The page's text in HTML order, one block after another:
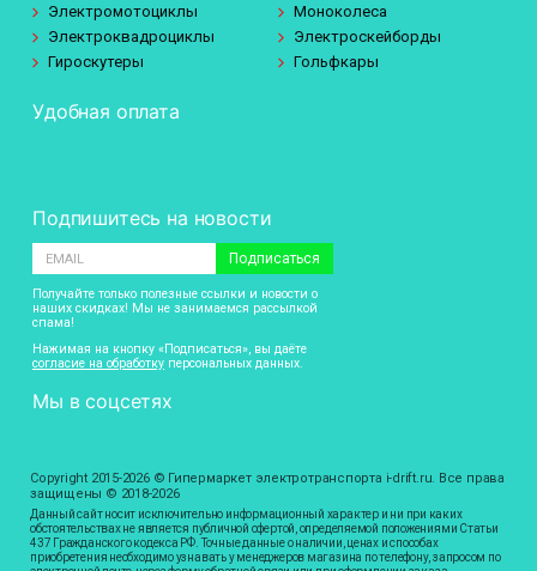
Электромотоциклы
Моноколеса
Электроквадроциклы
Электроскейборды
Гироскутеры
Гольфкары
Удобная оплата
Подпишитесь на новости
Подписаться
Получайте только полезные ссылки и новости о
наших скидках! Мы не занимаемся рассылкой
спама!
Нажимая на кнопку «Подписаться», вы даёте
согласие на обработку персональных данных.
Мы в соцсетях
Copyright 2015-2026 © Гипермаркет электротранспорта i-drift.ru. Все права
защищены © 2018-2026
Данный сайт носит исключительно информационный характер и ни при каких
обстоятельствах не является публичной офертой, определяемой положениями Статьи
437 Гражданского кодекса РФ. Точные данные о наличии, ценах и способах
приобретения необходимо узнавать у менеджеров магазина по телефону, запросом по